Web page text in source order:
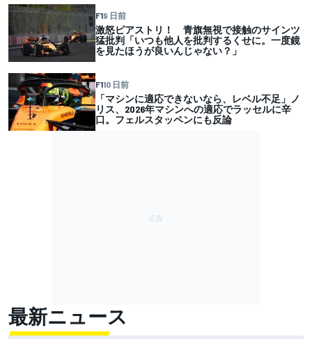
F19 日前
激怒ピアストリ！ 青旗無視で接触のサインツ
猛批判「いつも他人を批判するくせに。一度鏡
を見たほうが良いんじゃない？」
F110 日前
「マシンに適応できないなら、レベル不足」ノ
リス、2026年マシンへの適応でラッセルに辛
口。フェルスタッペンにも反論
最新ニュース